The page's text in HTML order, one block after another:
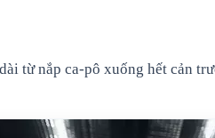
từ nắp ca-pô xuống hết cản